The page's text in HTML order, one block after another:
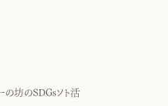
の坊のSDGsソト活